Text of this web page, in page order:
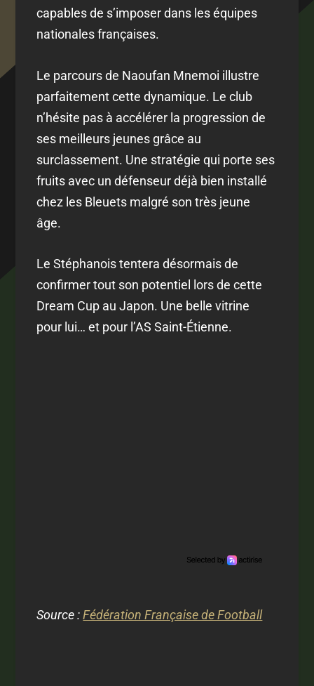
capables de s’imposer dans les équipes
nationales françaises.
Le parcours de Naoufan Mnemoi illustre
parfaitement cette dynamique. Le club
n’hésite pas à accélérer la progression de
ses meilleurs jeunes grâce au
surclassement. Une stratégie qui porte ses
fruits avec un défenseur déjà bien installé
chez les Bleuets malgré son très jeune
âge.
Le Stéphanois tentera désormais de
confirmer tout son potentiel lors de cette
Dream Cup au Japon. Une belle vitrine
pour lui… et pour l’AS Saint-Étienne.
Source :Fédération Française de Football